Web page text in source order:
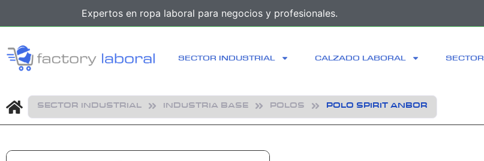
Expertos en ropa laboral para negocios y profesionales.
SECTOR INDUSTRIAL CALZADO LABORAL
SECTOR INDUSTRIAL INDUSTRIA BASE POLOS POLO SPIRIT ANBOR